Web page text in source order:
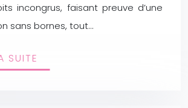
incongrus, faisant preuve d’une
sans bornes, tout…
SUITE